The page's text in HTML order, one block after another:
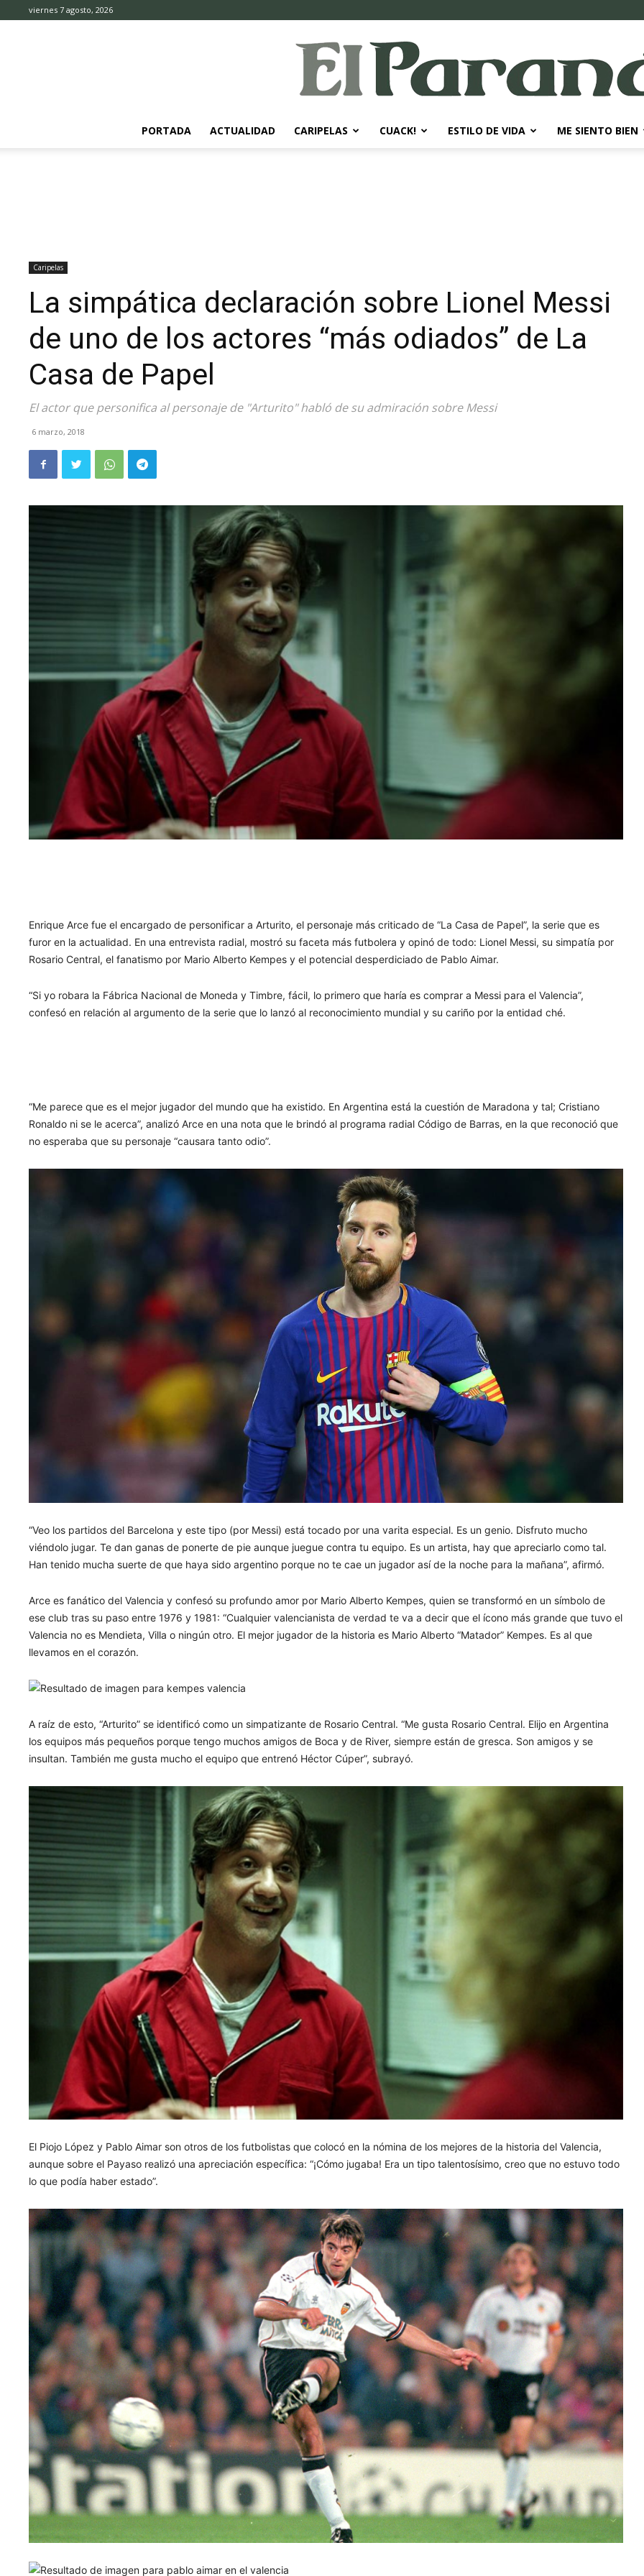
viernes 7 agosto, 2026
Diario
PORTADA ACTUALIDAD CARIPELAS CUACK! ESTILO DE VIDA ME SIENTO BIEN
Caripelas
La simpática declaración sobre Lionel Messi
de uno de los actores “más odiados” de La
Casa de Papel
El actor que personifica al personaje de "Arturito" habló de su admiración sobre Messi
6 marzo, 2018
Enrique Arce fue el encargado de personificar a Arturito, el personaje más criticado de “La Casa de Papel”, la serie que es
furor en la actualidad. En una entrevista radial, mostró su faceta más futbolera y opinó de todo: Lionel Messi, su simpatía por
Rosario Central, el fanatismo por Mario Alberto Kempes y el potencial desperdiciado de Pablo Aimar.
“Si yo robara la Fábrica Nacional de Moneda y Timbre, fácil, lo primero que haría es comprar a Messi para el Valencia”,
confesó en relación al argumento de la serie que lo lanzó al reconocimiento mundial y su cariño por la entidad ché.
“Me parece que es el mejor jugador del mundo que ha existido. En Argentina está la cuestión de Maradona y tal; Cristiano
Ronaldo ni se le acerca”, analizó Arce en una nota que le brindó al programa radial Código de Barras, en la que reconoció que
no esperaba que su personaje “causara tanto odio”.
“Veo los partidos del Barcelona y este tipo (por Messi) está tocado por una varita especial. Es un genio. Disfruto mucho
viéndolo jugar. Te dan ganas de ponerte de pie aunque juegue contra tu equipo. Es un artista, hay que apreciarlo como tal.
Han tenido mucha suerte de que haya sido argentino porque no te cae un jugador así de la noche para la mañana”, afirmó.
Arce es fanático del Valencia y confesó su profundo amor por Mario Alberto Kempes, quien se transformó en un símbolo de
ese club tras su paso entre 1976 y 1981: “Cualquier valencianista de verdad te va a decir que el ícono más grande que tuvo el
Valencia no es Mendieta, Villa o ningún otro. El mejor jugador de la historia es Mario Alberto “Matador” Kempes. Es al que
llevamos en el corazón.
A raíz de esto, “Arturito” se identificó como un simpatizante de Rosario Central. “Me gusta Rosario Central. Elijo en Argentina
los equipos más pequeños porque tengo muchos amigos de Boca y de River, siempre están de gresca. Son amigos y se
insultan. También me gusta mucho el equipo que entrenó Héctor Cúper”, subrayó.
El Piojo López y Pablo Aimar son otros de los futbolistas que colocó en la nómina de los mejores de la historia del Valencia,
aunque sobre el Payaso realizó una apreciación específica: “¡Cómo jugaba! Era un tipo talentosísimo, creo que no estuvo todo
lo que podía haber estado”.